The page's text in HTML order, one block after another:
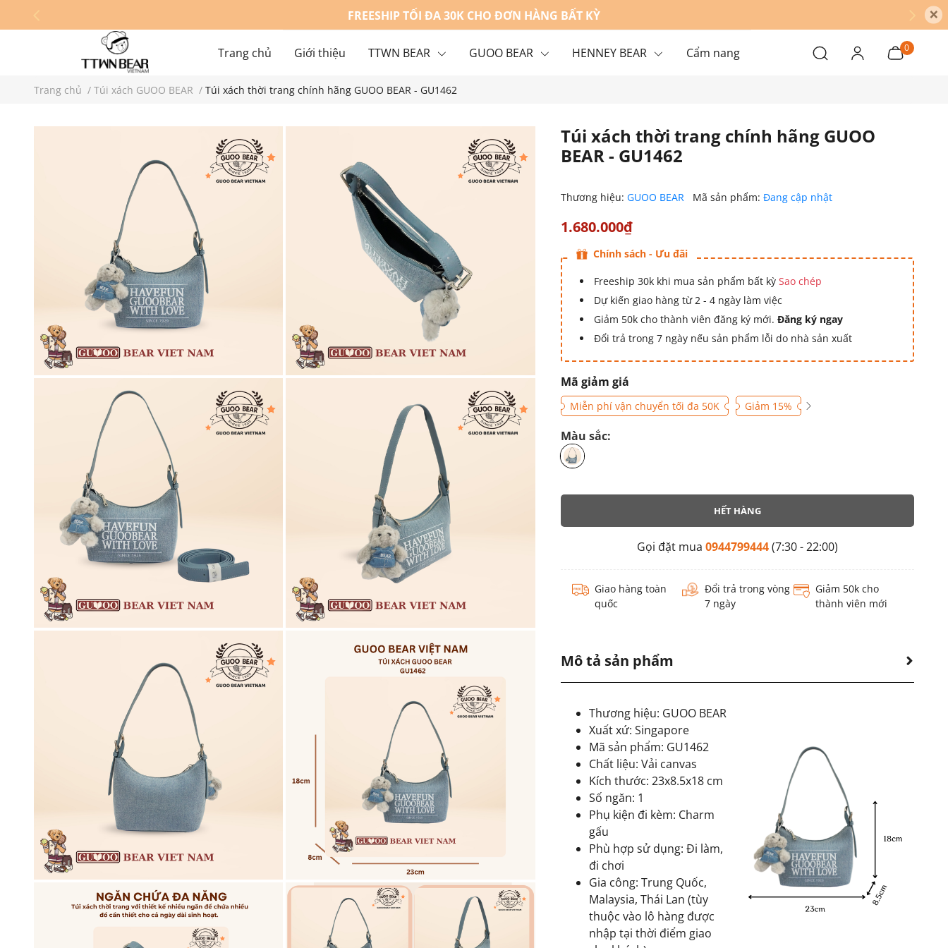
FREESHIP TỐI ĐA 30K CHO ĐƠN HÀNG BẤT KỲ ×
Trang chủ Giới thiệu TTWN BEAR GUOO BEAR HENNEY BEAR Cẩm nang
Hệ thống cửa hàng Liên hệ
0
Trang chủ / Túi xách GUOO BEAR / Túi xách thời trang chính hãng GUOO BEAR - GU1462
Túi xách thời trang chính hãng GUOO
BEAR - GU1462
Thương hiệu: GUOO BEAR Mã sản phẩm: Đang cập nhật
1.680.000₫
Chính sách - Ưu đãi
Freeship 30k khi mua sản phẩm bất kỳ Sao chép
Dự kiến giao hàng từ 2 - 4 ngày làm việc
Giảm 50k cho thành viên đăng ký mới. Đăng ký ngay
Đổi trả trong 7 ngày nếu sản phẩm lỗi do nhà sản xuất
Mã giảm giá
Miễn phí vận chuyển tối đa 50K Giảm 15%
Màu sắc:
HẾT HÀNG
Gọi đặt mua 0944799444(7:30 - 22:00)
Giao hàng toàn
quốc
Đổi trả trong vòng
7 ngày
Giảm 50k cho
thành viên mới
Mô tả sản phẩm
Thương hiệu: GUOO BEAR
Xuất xứ: Singapore
Mã sản phẩm: GU1462
Chất liệu: Vải canvas
Kích thước: 23x8.5x18 cm
Số ngăn: 1
Phụ kiện đi kèm: Charm
gấu
Phù hợp sử dụng: Đi làm,
đi chơi
Gia công: Trung Quốc,
Malaysia, Thái Lan (tùy
thuộc vào lô hàng được
nhập tại thời điểm giao